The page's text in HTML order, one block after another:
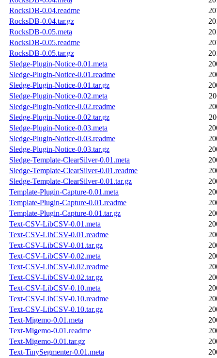
RocksDB-0.04.readme
RocksDB-0.04.tar.gz
RocksDB-0.05.meta
RocksDB-0.05.readme
RocksDB-0.05.tar.gz
Sledge-Plugin-Notice-0.01.meta
Sledge-Plugin-Notice-0.01.readme
Sledge-Plugin-Notice-0.01.tar.gz
Sledge-Plugin-Notice-0.02.meta
Sledge-Plugin-Notice-0.02.readme
Sledge-Plugin-Notice-0.02.tar.gz
Sledge-Plugin-Notice-0.03.meta
Sledge-Plugin-Notice-0.03.readme
Sledge-Plugin-Notice-0.03.tar.gz
Sledge-Template-ClearSilver-0.01.meta
Sledge-Template-ClearSilver-0.01.readme
Sledge-Template-ClearSilver-0.01.tar.gz
Template-Plugin-Capture-0.01.meta
Template-Plugin-Capture-0.01.readme
Template-Plugin-Capture-0.01.tar.gz
Text-CSV-LibCSV-0.01.meta
Text-CSV-LibCSV-0.01.readme
Text-CSV-LibCSV-0.01.tar.gz
Text-CSV-LibCSV-0.02.meta
Text-CSV-LibCSV-0.02.readme
Text-CSV-LibCSV-0.02.tar.gz
Text-CSV-LibCSV-0.10.meta
Text-CSV-LibCSV-0.10.readme
Text-CSV-LibCSV-0.10.tar.gz
Text-Migemo-0.01.meta
Text-Migemo-0.01.readme
Text-Migemo-0.01.tar.gz
Text-TinySegmenter-0.01.meta